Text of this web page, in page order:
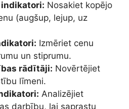
Nosakiet kopējo
(augšup, lejup, uz
Izmēriet cenu
un stiprumu.
rādītāji: Novērtējiet
līmeni.
Analizējiet
darbību, lai saprastu